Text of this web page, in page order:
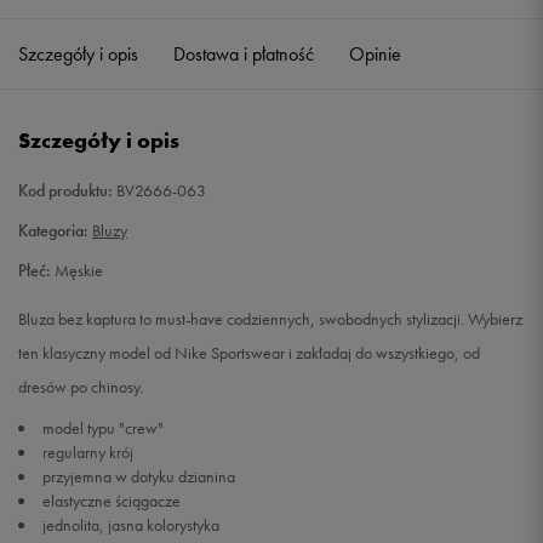
M Powiadom o dostępności
XXL
Szczegóły i opis Dostawa i płatność Opinie
Szczegóły i opis
Kod produktu: BV2666-063
Kategoria: Bluzy
Płeć: Męskie
Bluza bez kaptura to must-have codziennych, swobodnych stylizacji. Wybierz
ten klasyczny model od Nike Sportswear i zakładaj do wszystkiego, od
dresów po chinosy.
model typu "crew"
regularny krój
przyjemna w dotyku dzianina
elastyczne ściągacze
jednolita, jasna kolorystyka